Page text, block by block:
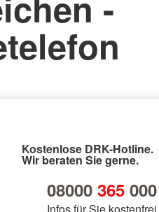
Kostenlose DRK-Hotline.
Wir beraten Sie gerne.
08000 365000
Infos für Sie kostenfrei